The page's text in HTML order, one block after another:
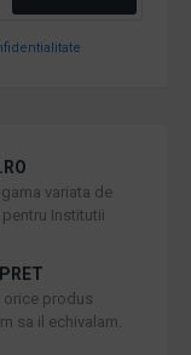
variata de
Institutii
orice produs
sa il echivalam.